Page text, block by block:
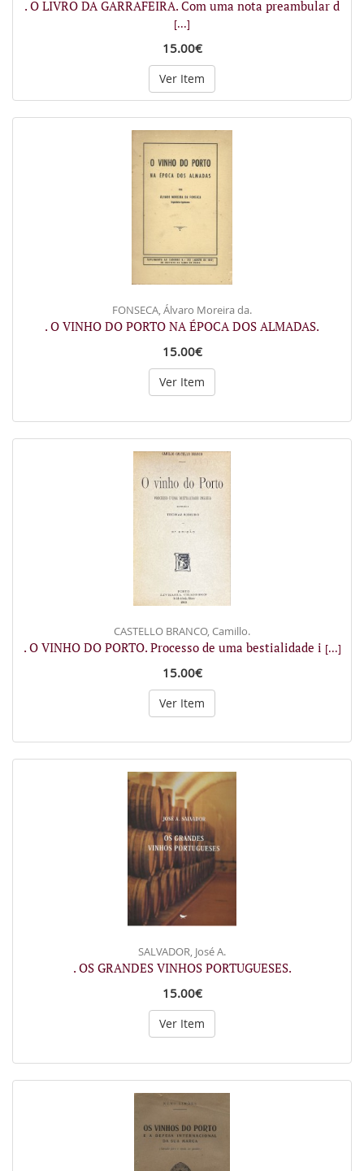
. O LIVRO DA GARRAFEIRA. Com uma nota preambular d
[...]
15.00€
Ver Item
FONSECA, Álvaro Moreira da.
. O VINHO DO PORTO NA ÉPOCA DOS ALMADAS.
15.00€
Ver Item
CASTELLO BRANCO, Camillo.
. O VINHO DO PORTO. Processo de uma bestialidade i [...]
15.00€
Ver Item
SALVADOR, José A.
. OS GRANDES VINHOS PORTUGUESES.
15.00€
Ver Item